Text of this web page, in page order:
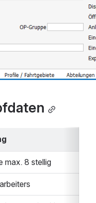
max. 8 stellig